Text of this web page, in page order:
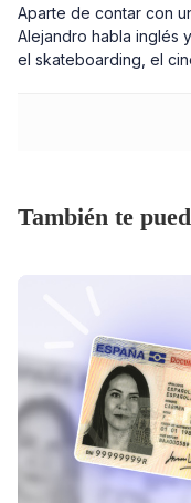
Aparte de contar con
Alejandro habla inglés
el skateboarding, el
También te